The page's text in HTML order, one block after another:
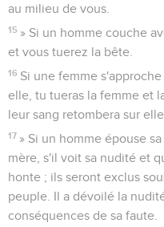
au milieu de vous.
15 » Si un homme couche
et vous tuerez la bête.
16 Si une femme
elle, tu tueras la femme et
leur sang retombera sur
17 » Si un homme épouse
mère, s'il voit sa nudité et
honte ; ils seront exclus
peuple. Il a dévoilé la
conséquences de sa faute.